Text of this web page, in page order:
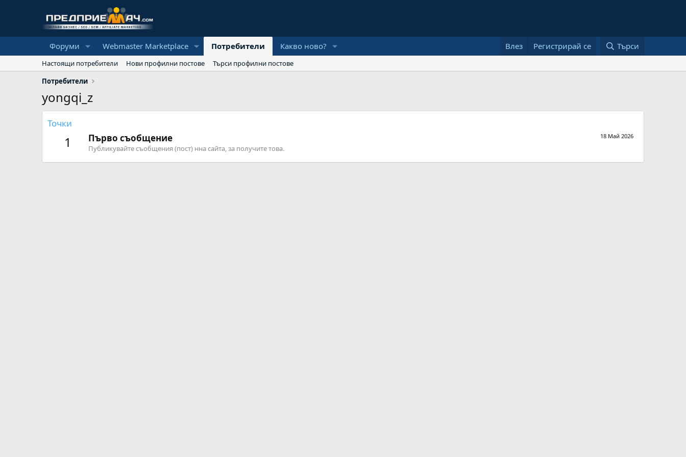
Форуми Webmaster Marketplace Потребители Какво ново? Влез Регистрирай се Търси
Настоящи потребители Нови профилни постове
Търси профилни постове
Потребители
yongqi_z
Точки
1 18 Май 2026
Първо съобщение
Публикувайте съобщения (пост) нна сайта, за получите това.